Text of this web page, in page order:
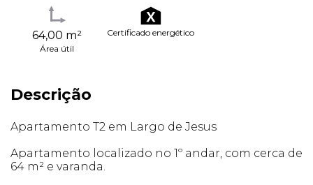
64,00 m²
Área útil
Certificado energético
Descrição
Apartamento T2 em Largo de Jesus
Apartamento localizado no 1º andar, com cerca de
64 m² e varanda.